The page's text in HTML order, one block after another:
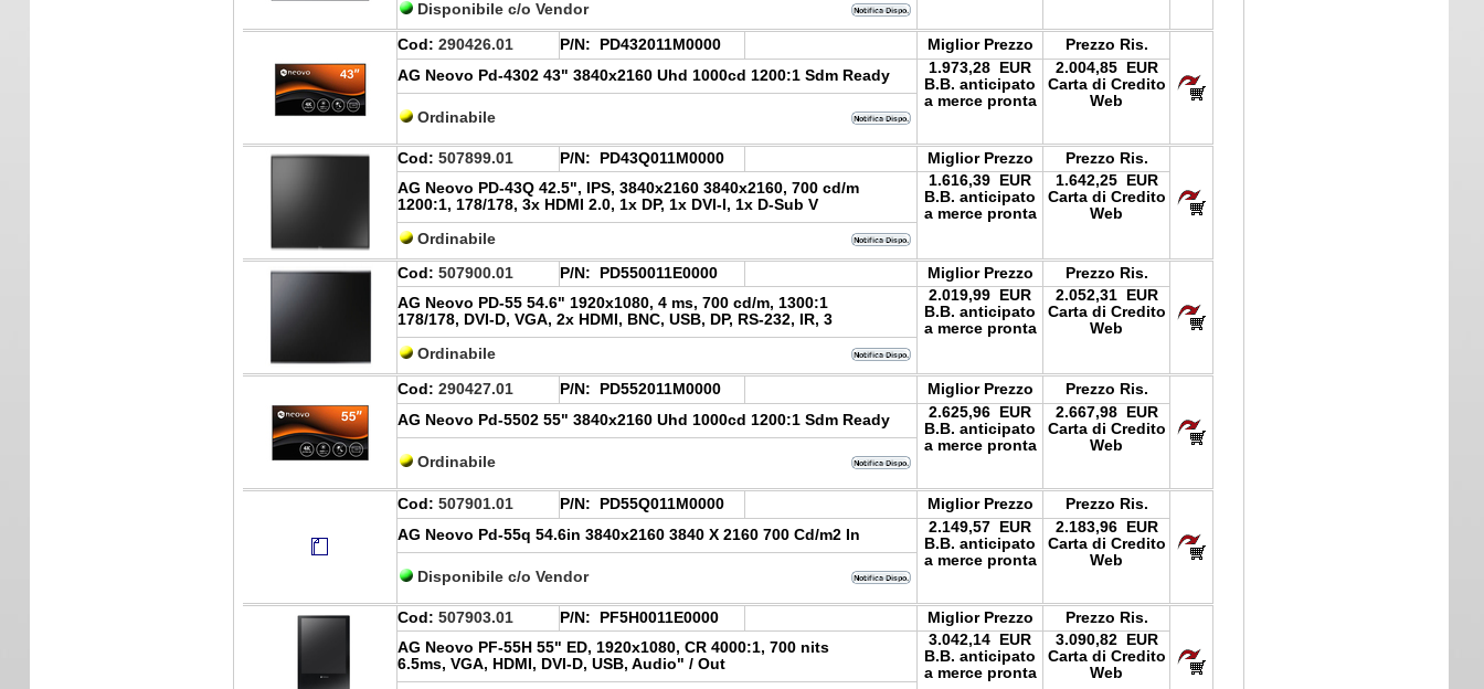
Disponibile c/o Vendor
Cod: 290426.01 P/N: PD432011M0000 Miglior Prezzo
Prezzo Ris.
AG Neovo Pd-4302 43" 3840x2160 Uhd 1000cd 1200:1 Sdm Ready
1.973,28 EUR
B.B. anticipato
a merce pronta
2.004,85 EUR
Carta di Credito
Web
Ordinabile
Cod: 507899.01 P/N: PD43Q011M0000 Miglior Prezzo
Prezzo Ris.
AG Neovo PD-43Q 42.5", IPS, 3840x2160 3840x2160, 700 cd/m
1200:1, 178/178, 3x HDMI 2.0, 1x DP, 1x DVI-I, 1x D-Sub V
1.616,39 EUR
B.B. anticipato
a merce pronta
1.642,25 EUR
Carta di Credito
Web
Ordinabile
Cod: 507900.01 P/N: PD550011E0000 Miglior Prezzo
Prezzo Ris.
AG Neovo PD-55 54.6" 1920x1080, 4 ms, 700 cd/m, 1300:1
178/178, DVI-D, VGA, 2x HDMI, BNC, USB, DP, RS-232, IR, 3
2.019,99 EUR
B.B. anticipato
a merce pronta
2.052,31 EUR
Carta di Credito
Web
Ordinabile
Cod: 290427.01 P/N: PD552011M0000 Miglior Prezzo
Prezzo Ris.
AG Neovo Pd-5502 55" 3840x2160 Uhd 1000cd 1200:1 Sdm Ready
2.625,96 EUR
B.B. anticipato
a merce pronta
2.667,98 EUR
Carta di Credito
Web
Ordinabile
Cod: 507901.01 P/N: PD55Q011M0000 Miglior Prezzo
Prezzo Ris.
AG Neovo Pd-55q 54.6in 3840x2160 3840 X 2160 700 Cd/m2 In
2.149,57 EUR
B.B. anticipato
a merce pronta
2.183,96 EUR
Carta di Credito
Web
Disponibile c/o Vendor
Cod: 507903.01 P/N: PF5H0011E0000 Miglior Prezzo
Prezzo Ris.
AG Neovo PF-55H 55" ED, 1920x1080, CR 4000:1, 700 nits
6.5ms, VGA, HDMI, DVI-D, USB, Audio" / Out
3.042,14 EUR
B.B. anticipato
a merce pronta
3.090,82 EUR
Carta di Credito
Web